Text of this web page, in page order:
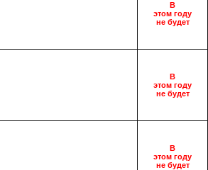
В
этом году
не будет
В
этом году
не будет
В
этом году
не будет